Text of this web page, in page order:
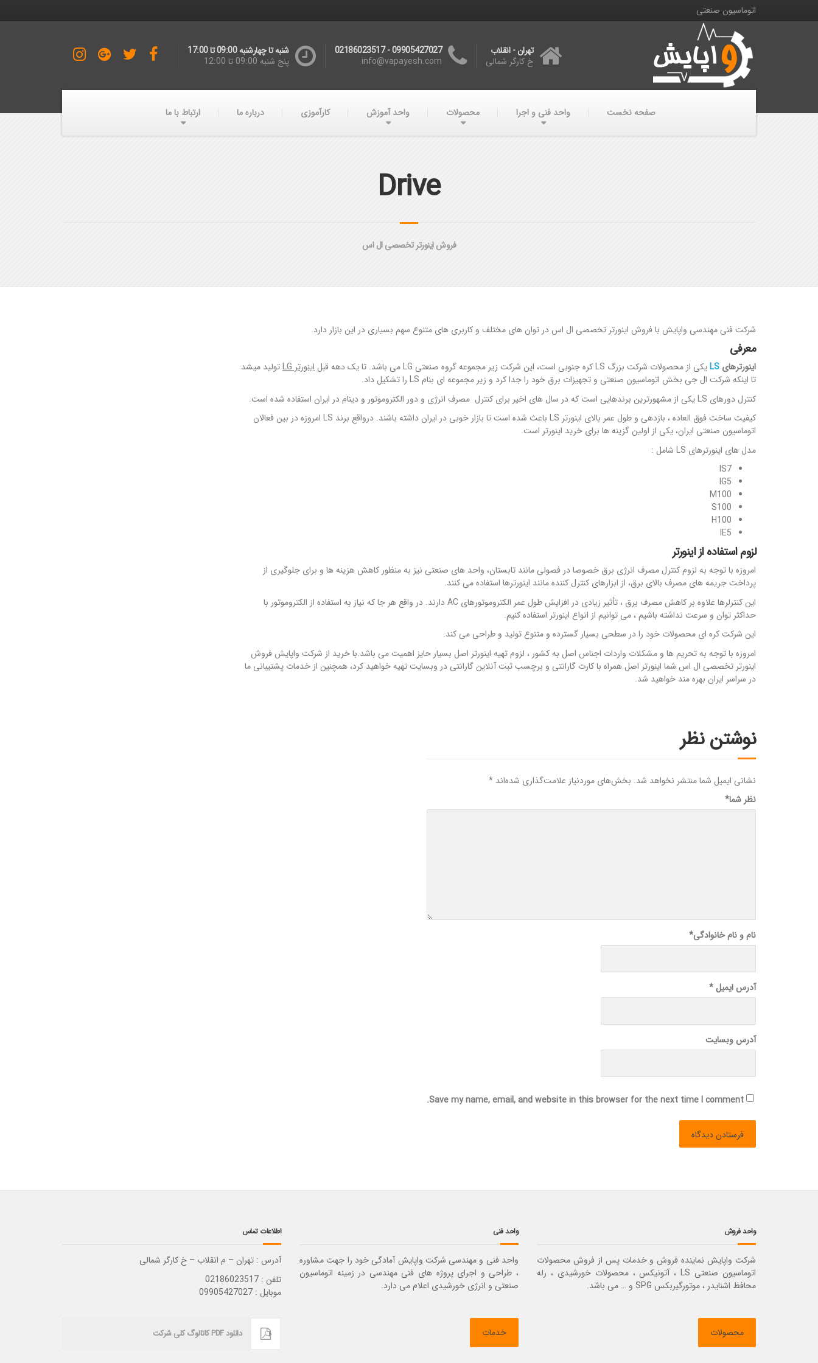
اتوماسیون صنعتی
تهران - انقلاب
خ کارگر شمالی
09905427027 - 02186023517
info@vapayesh.com
شنبه تا چهارشنبه 09:00 تا 17:00
پنج شنبه 09:00 تا 12:00
صفحه نخست واحد فنی و اجرا محصولات واحد آموزش کارآموزی درباره ما ارتباط با ما
Drive
فروش اینورتر تخصصی ال اس
شرکت فنی مهندسی واپایش با فروش اینورتر تخصصی ال اس در توان های مختلف و کاربری های متنوع سهم بسیاری در این بازار دارد.
معرفی
اینورترهای LSیکی از محصولات شرکت بزرگ LS کره جنوبی است، این شرکت زیر مجموعه گروه صنعتی LG می باشد. تا یک دهه قبل اینورترLGتولید میشد
تا اینکه شرکت ال جی بخش اتوماسیون صنعتی و تجهیزات برق خود را جدا کرد و زیر مجموعه ای بنام LS را تشکیل داد.
کنترل دورهای LS یکی از مشهورترین برندهایی است که در سال های اخیر برای کنترل مصرف انرژی و دور الکتروموتور و دینام در ایران استفاده شده است.
کیفیت ساخت فوق العاده ، بازدهی و طول عمر بالای اینورتر LS باعث شده است تا بازار خوبی در ایران داشته باشند. درواقع برند LS امروزه در بین فعالان
اتوماسیون صنعتی ایران، یکی از اولین گزینه ها برای خرید اینورتر است.
مدل های اینورترهای LS شامل :
IS7
IG5
M100
S100
H100
IE5
لزوم استفاده از اینورتر
امروزه با توجه به لزوم کنترل مصرف انرژی برق خصوصا در فصولی مانند تابستان، واحد های صنعتی نیز به منظور کاهش هزینه ها و برای جلوگیری از
پرداخت جریمه های مصرف بالای برق، از ابزارهای کنترل کننده مانند اینورترها استفاده می کنند.
این کنترلرها علاوه بر کاهش مصرف برق ، تأثیر زیادی در افزایش طول عمر الکتروموتورهای AC دارند. در واقع هر جا که نیاز به استفاده از الکتروموتور با
حداکثر توان و سرعت نداشته باشیم ، می توانیم از انواع اینورتر استفاده کنیم.
این شرکت کره‌ ای محصولات خود را در سطحی بسیار گسترده و متنوع تولید و طراحی می کند.
امروزه با توجه به تحریم ها و مشکلات واردات اجناس اصل به کشور ، لزوم تهیه اینورتر اصل بسیار حایز اهمیت می باشد.با خرید از شرکت واپایش فروش
اینورتر تخصصی ال اس شما اینورتر اصل همراه با کارت گارانتی و برچسب ثبت آنلاین گارانتی در وبسایت تهیه خواهید کرد، همچنین از خدمات پشتیبانی ما
در سراسر ایران بهره مند خواهید شد.
نوشتن نظر
نشانی ایمیل شما منتشر نخواهد شد. بخش‌های موردنیاز علامت‌گذاری شده‌اند *
نظر شما*
نام و نام خانوادگی*
آدرس ایمیل *
آدرس وبسایت
Save my name, email, and website in this browser for the next time I comment.
واحد فروش
شرکت واپایش نماینده فروش و خدمات پس از فروش محصولات
اتوماسیون صنعتی LS ، آتونیکس ، محصولات خورشیدی ، رله
محافظ اشنایدر ، موتورگیربکس SPG و … می باشد.
محصولات
واحد فنی
واحد فنی و مهندسی شرکت واپایش آمادگی خود را جهت مشاوره
، طراحی و اجرای پروژه های فنی مهندسی در زمینه اتوماسیون
صنعتی و انرژی خورشیدی اعلام می دارد.
خدمات
اطلاعات تماس
آدرس :‌ تهران – م انقلاب – خ کارگر شمالی
تلفن : 02186023517
موبایل : 09905427027
دانلود PDF کاتالوگ کلی شرکت